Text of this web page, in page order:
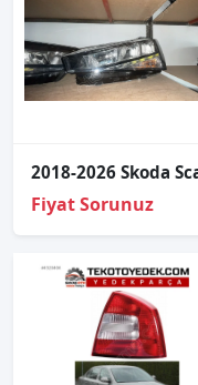
Fiyat Sorunuz